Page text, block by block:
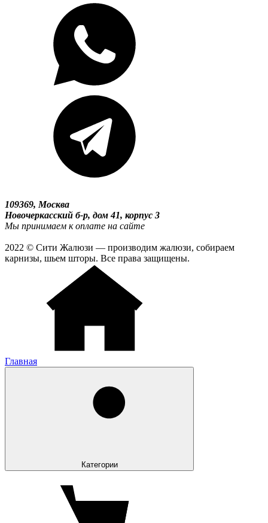
109369, Москва
Новочеркасский б-р, дом 41, корпус 3
Мы принимаем к оплате на сайте
2022 © Сити Жалюзи — производим жалюзи, собираем
карнизы, шьем шторы. Все права защищены.
Главная
Категории